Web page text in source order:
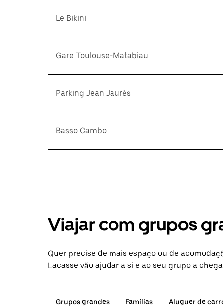
Le Bikini
Gare Toulouse-Matabiau
Parking Jean Jaurès
Basso Cambo
Viajar com grupos
Quer precise de mais espaço ou de
Lacasse vão ajudar a si e ao seu grupo a
Grupos grandes Famílias Aluguer de